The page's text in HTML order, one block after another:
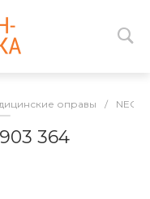
оправы /
364